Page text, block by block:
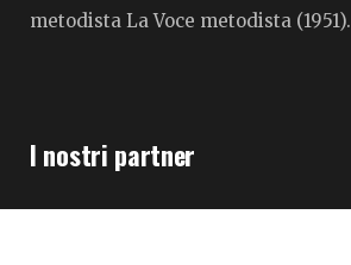
metodista La Voce metodista (1951).
I nostri partner